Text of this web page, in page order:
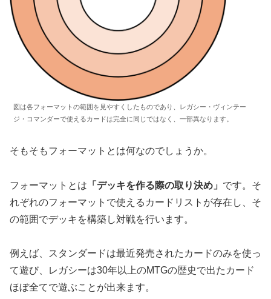
図は各フォーマットの範囲を見やすくしたものであり、レガシー・ヴィンテー
ジ・コマンダーで使えるカードは完全に同じではなく、一部異なります。
そもそもフォーマットとは何なのでしょうか。
フォーマットとは 「デッキを作る際の取り決め」 です。そ
れぞれのフォーマットで使えるカードリストが存在し、そ
の範囲でデッキを構築し対戦を行います。
例えば、スタンダードは最近発売されたカードのみを使っ
て遊び、レガシーは30年以上のMTGの歴史で出たカード
ほぼ全てで遊ぶことが出来ます。